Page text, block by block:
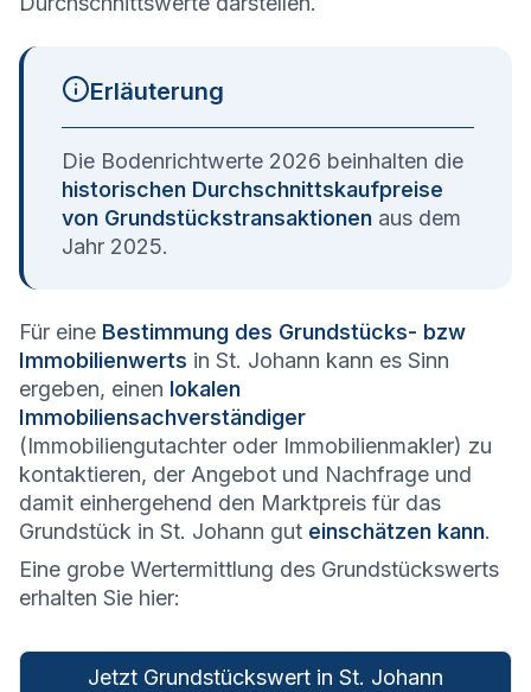
Erläuterung
Die Bodenrichtwerte 2026 beinhalten die
historischen Durchschnittskaufpreise
von Grundstückstransaktionen aus dem
Jahr 2025.
Für eine Bestimmung des Grundstücks- bzw
Immobilienwerts in St. Johann kann es Sinn
ergeben, einen lokalen
Immobiliensachverständiger
(Immobiliengutachter oder Immobilienmakler) zu
kontaktieren, der Angebot und Nachfrage und
damit einhergehend den Marktpreis für das
Grundstück in St. Johann gut einschätzen kann.
Eine grobe Wertermittlung des Grundstückswerts
erhalten Sie hier:
Jetzt Grundstückswert in St. Johann